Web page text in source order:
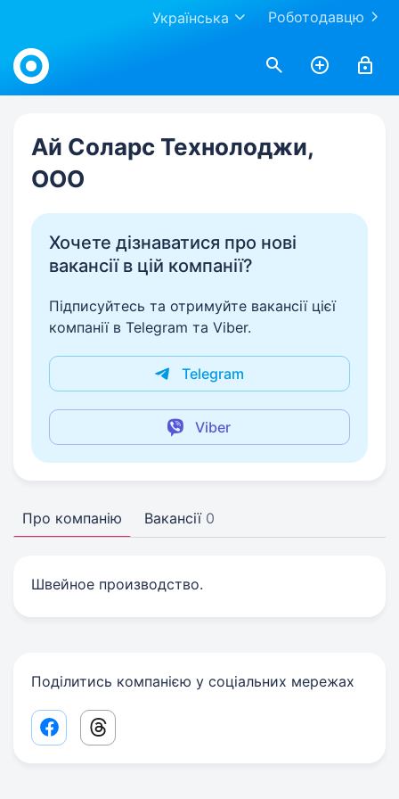
Роботодавцю
Українська
Work.ua
Ай Соларс Технолоджи,
ООО
Хочете дізнаватися про нові
вакансії в цій компанії?
Підписуйтесь та отримуйте вакансії цієї
компанії в Telegram та Viber.
Telegram
Viber
Про компанію Вакансії 0
Швейное производство.
Поділитись компанією у соціальних мережах
Facebook share link
Threads share link